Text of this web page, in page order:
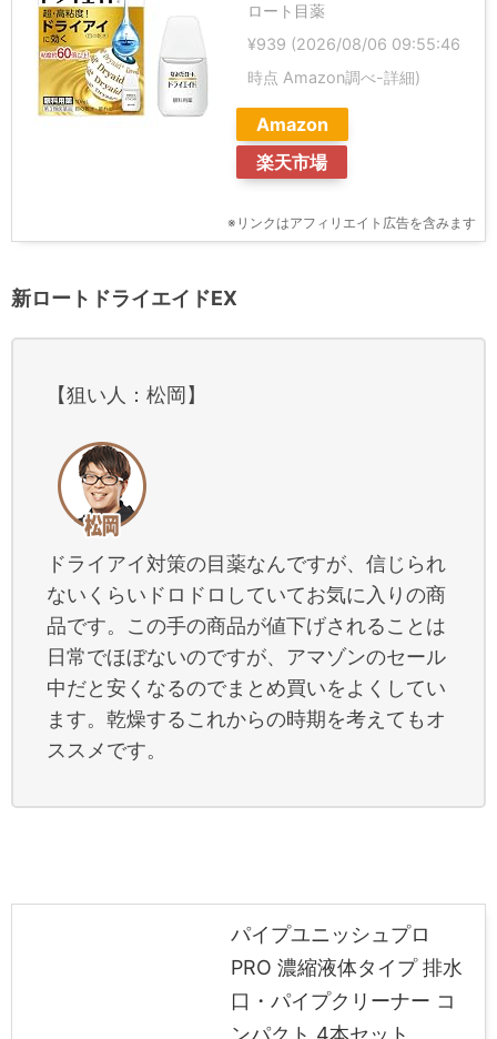
ロート目薬
¥939 (2026/08/06 09:55:46
時点 Amazon調べ-詳細)
Amazon
楽天市場
※リンクはアフィリエイト広告を含みます
新ロートドライエイドEX
【狙い人：松岡】
ドライアイ対策の目薬なんですが、信じられ
ないくらいドロドロしていてお気に入りの商
品です。この手の商品が値下げされることは
日常でほぼないのですが、アマゾンのセール
中だと安くなるのでまとめ買いをよくしてい
ます。乾燥するこれからの時期を考えてもオ
ススメです。
パイプユニッシュプロ
PRO 濃縮液体タイプ 排水
口・パイプクリーナー コ
ンパクト 4本セット